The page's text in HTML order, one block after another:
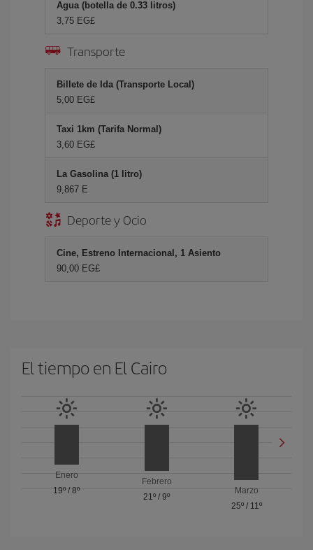
Agua (botella de 0.33 litros)
3,75 EG£
Transporte
Billete de Ida (Transporte Local)
5,00 EG£
Taxi 1km (Tarifa Normal)
3,60 EG£
La Gasolina (1 litro)
9,867 E
Deporte y Ocio
Cine, Estreno Internacional, 1 Asiento
90,00 EG£
El tiempo en El Cairo
Enero
19º/8º
Febrero
21º / 9º
Marzo
25º/ 11º